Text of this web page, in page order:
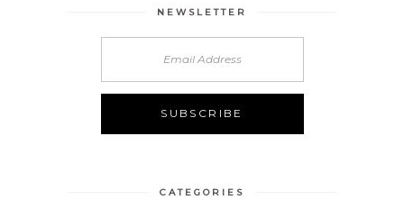
NEWSLETTER
CATEGORIES